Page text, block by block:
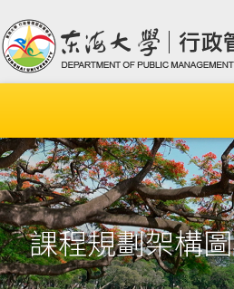
課程規劃架構